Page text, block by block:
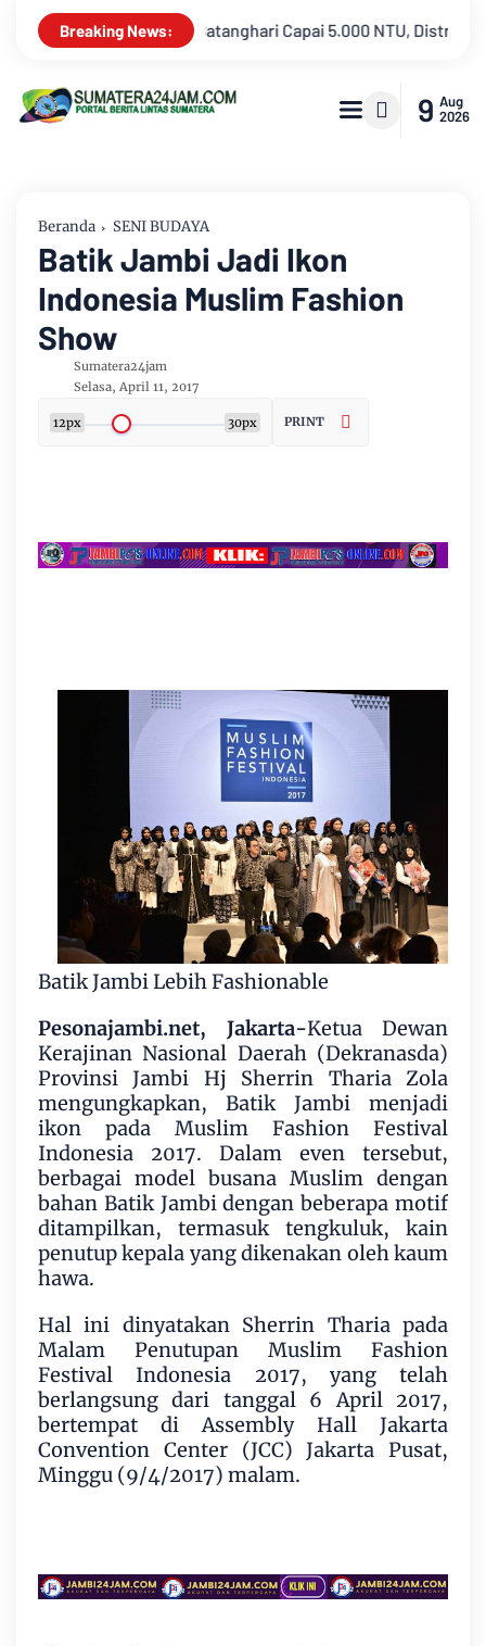
Breaking News:
Air PDAM Tirta Mayang di Sejumlah Wilayah
9 Aug
2026
Beranda SENI BUDAYA
Batik Jambi Jadi Ikon
Indonesia Muslim Fashion
Show
Sumatera24jam
Selasa, April 11, 2017
12px 30px PRINT
Batik Jambi Lebih Fashionable
Pesonajambi.net, Jakarta-Ketua Dewan
Kerajinan Nasional Daerah (Dekranasda)
Provinsi Jambi Hj Sherrin Tharia Zola
mengungkapkan, Batik Jambi menjadi
ikon pada Muslim Fashion Festival
Indonesia 2017. Dalam even tersebut,
berbagai model busana Muslim dengan
bahan Batik Jambi dengan beberapa motif
ditampilkan, termasuk tengkuluk, kain
penutup kepala yang dikenakan oleh kaum
hawa.
Hal ini dinyatakan Sherrin Tharia pada
Malam Penutupan Muslim Fashion
Festival Indonesia 2017, yang telah
berlangsung dari tanggal 6 April 2017,
bertempat di Assembly Hall Jakarta
Convention Center (JCC) Jakarta Pusat,
Minggu (9/4/2017) malam.